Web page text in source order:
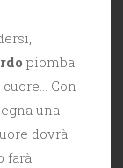
piomba
Con
una
dovrà
farà